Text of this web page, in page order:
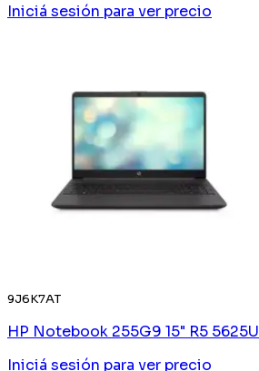
Iniciá sesión para ver precio
9J6K7AT
HP Notebook 255G9 15" R5
Iniciá sesión para ver precio